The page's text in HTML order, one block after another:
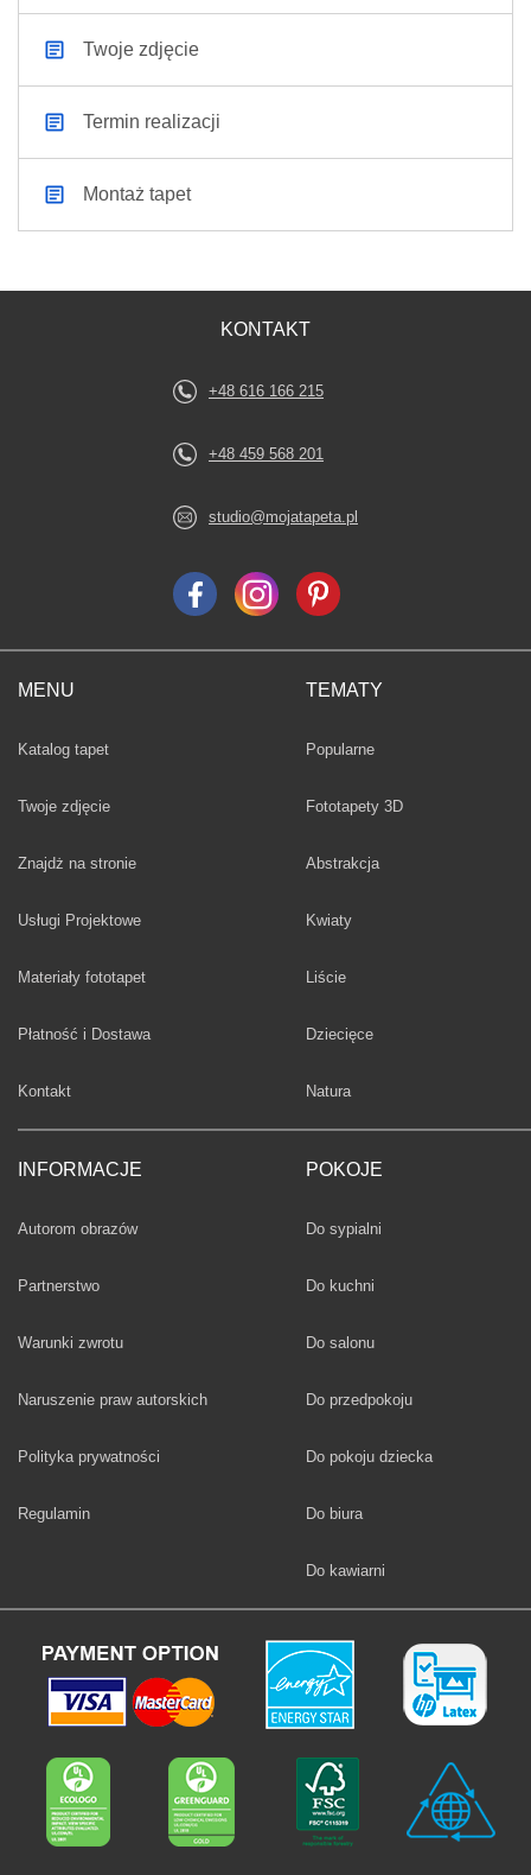
Twoje zdjęcie
Termin realizacji
Montaż tapet
MENU
Katalog tapet
Twoje zdjęcie
Znajdż na stronie
Usługi Projektowe
Materiały fototapet
Płatność i Dostawa
Kontakt
INFORMACJE
Autorom obrazów
Partnerstwo
Warunki zwrotu
Naruszenie praw autorskich
Polityka prywatności
Regulamin
TEMATY
Fototapety
Popularne
Fototapety 3D
Fototapety
Abstrakcja
Fototapety
Kwiaty
Fototapety
Liście
Fototapety
Dziecięce
Fototapety
Natura
POKOJE
Fototapety
Do sypialni
Fototapety
Do kuchni
Fototapety
Do salonu
Fototapety
Do przedpokoju
Fototapety
Do pokoju dziecka
Fototapety
Do biura
Fototapety
Do kawiarni
KONTAKT
+48 616 166 215
+48 459 568 201
studio@mojatapeta.pl